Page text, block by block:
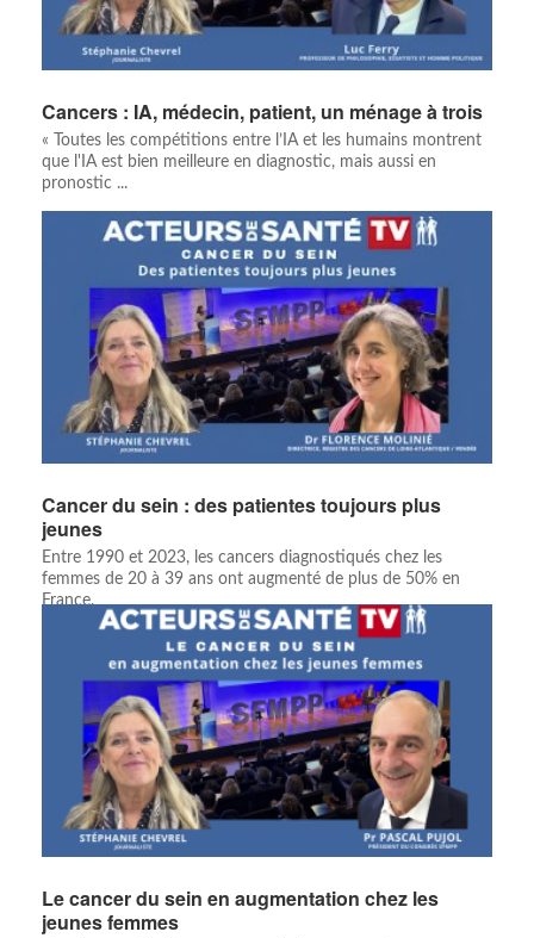
Cancers : IA, médecin, patient, un ménage à trois
« Toutes les compétitions entre l’IA et les humains montrent
que l'IA est bien meilleure en diagnostic, mais aussi en
pronostic ...
Cancer du sein : des patientes toujours plus
jeunes
Entre 1990 et 2023, les cancers diagnostiqués chez les
femmes de 20 à 39 ans ont augmenté de plus de 50% en
France.
Le cancer du sein en augmentation chez les
jeunes femmes